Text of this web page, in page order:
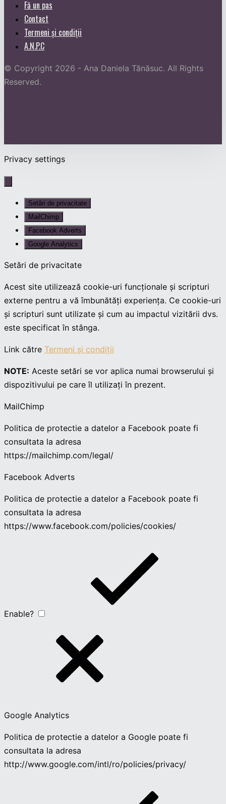
Fă un pas
Contact
Termeni și condiții
A.N.P.C
© Copyright 2026 - Ana Daniela Tănăsuc. All Rights
Reserved.
Privacy settings
Setări de privacitate
MailChimp
Facebook Adverts
Google Analytics
Setări de privacitate
Acest site utilizează cookie-uri funcționale și scripturi
externe pentru a vă îmbunătăți experiența. Ce cookie-uri
și scripturi sunt utilizate și cum au impactul vizitării dvs.
este specificat în stânga.
Link către Termeni și condiții
NOTE: Aceste setări se vor aplica numai browserului și
dispozitivului pe care îl utilizați în prezent.
MailChimp
Politica de protectie a datelor a Facebook poate fi
consultata la adresa
https://mailchimp.com/legal/
Facebook Adverts
Politica de protectie a datelor a Facebook poate fi
consultata la adresa
https://www.facebook.com/policies/cookies/
Enable?
Google Analytics
Politica de protectie a datelor a Google poate fi
consultata la adresa
http://www.google.com/intl/ro/policies/privacy/